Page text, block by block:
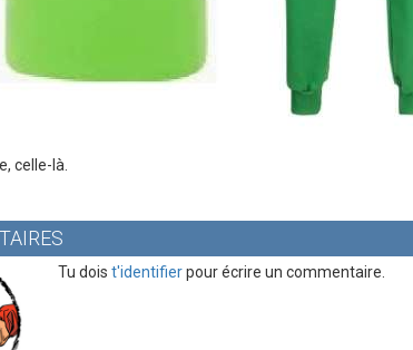
celle-là.
Tu doist'identifierpour écrire un commentaire.